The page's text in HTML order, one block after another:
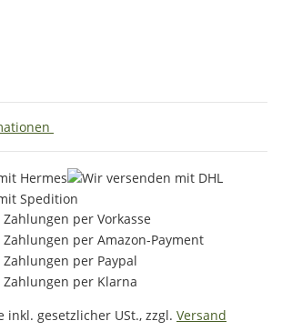
inkl. gesetzlicher USt., zzgl. Versand